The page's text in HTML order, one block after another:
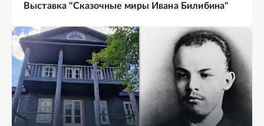
Выставка "Сказочные миры Ивана Билибина"